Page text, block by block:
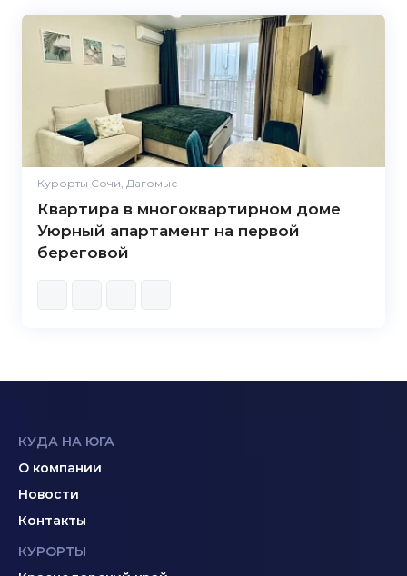
Курорты Сочи, Дагомыс
Квартира в многоквартирном доме
Уюрный апартамент на первой
береговой
КУДА НА ЮГА
О компании
Новости
Контакты
КУРОРТЫ